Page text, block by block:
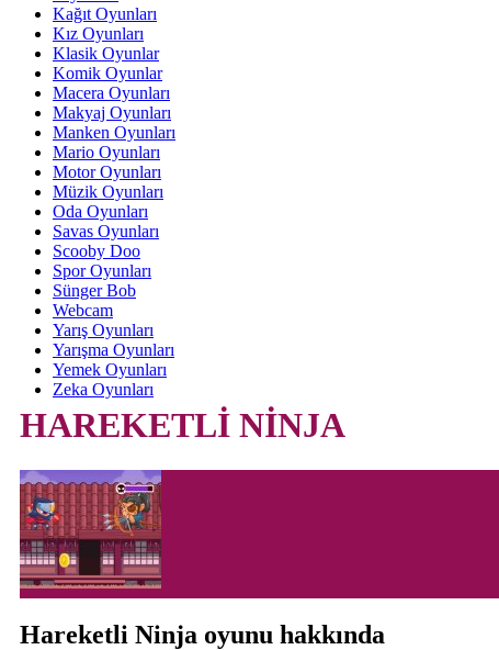
Kağıt Oyunları
Kız Oyunları
Klasik Oyunlar
Komik Oyunlar
Macera Oyunları
Makyaj Oyunları
Manken Oyunları
Mario Oyunları
Motor Oyunları
Müzik Oyunları
Oda Oyunları
Savas Oyunları
Scooby Doo
Spor Oyunları
Sünger Bob
Webcam
Yarış Oyunları
Yarışma Oyunları
Yemek Oyunları
Zeka Oyunları
HAREKETLİ NİNJA
Hareketli Ninja oyunu hakkında